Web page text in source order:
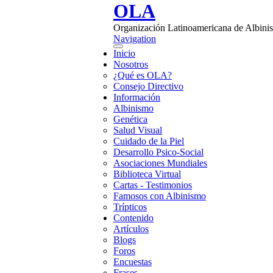
OLA
Organización Latinoamericana de
Navigation
Inicio
Nosotros
¿Qué es OLA?
Consejo Directivo
Información
Albinismo
Genética
Salud Visual
Cuidado de la Piel
Desarrollo Psico-Social
Asociaciones Mundiales
Biblioteca Virtual
Cartas - Testimonios
Famosos con Albinismo
Trípticos
Contenido
Artículos
Blogs
Foros
Encuestas